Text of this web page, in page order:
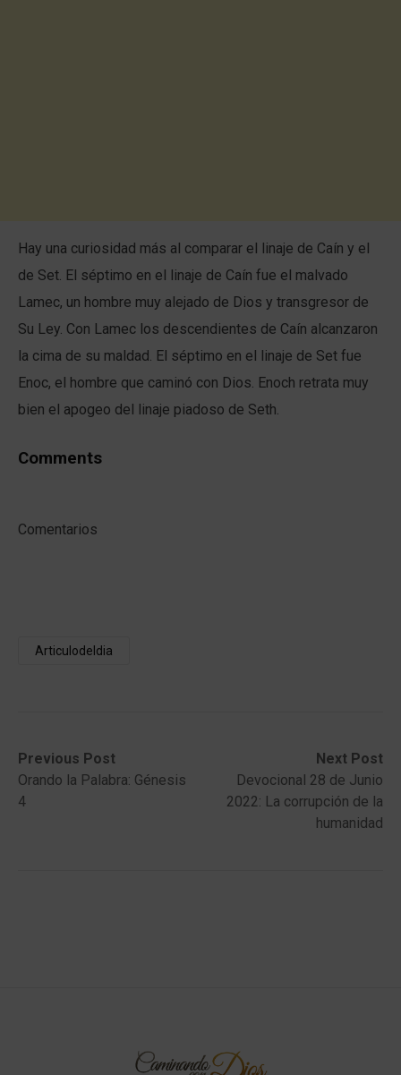
Hay una curiosidad más al comparar el linaje de Caín y el
de Set. El séptimo en el linaje de Caín fue el malvado
Lamec, un hombre muy alejado de Dios y transgresor de
Su Ley. Con Lamec los descendientes de Caín alcanzaron
la cima de su maldad. El séptimo en el linaje de Set fue
Enoc, el hombre que caminó con Dios. Enoch retrata muy
bien el apogeo del linaje piadoso de Seth.
Comments
Comentarios
Articulodeldia
Post
navigation
Previous Post
Previous
post:Orando la Palabra: Génesis
4
Next Post
Next
post:
Devocional 28 de Junio
2022: La corrupción de la
humanidad